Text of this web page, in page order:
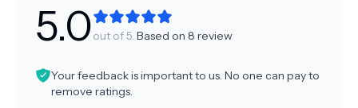
5.0out of 5. Based on 8 review
Your feedback is important to us. No one can pay to
remove ratings.